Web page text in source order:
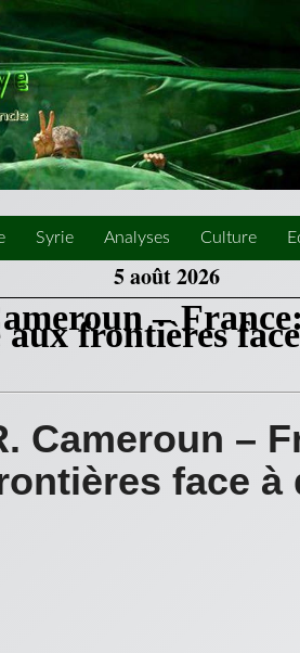
Syrie Analyses Culture
5 août 2026
– France:
frontières
Cameroun
face